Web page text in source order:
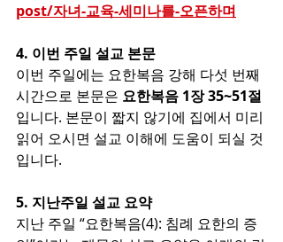
post/자녀-교육-세미나를-오픈하며
4. 이번 주일 설교 본문
이번 주일에는 요한복음 강해 다섯 번째
시간으로 본문은 요한복음 1장 35~51절
입니다. 본문이 짧지 않기에 집에서 미리
읽어 오시면 설교 이해에 도움이 되실 것
입니다.
5. 지난주일 설교 요약
지난 주일 “요한복음(4): 침례 요한의 증